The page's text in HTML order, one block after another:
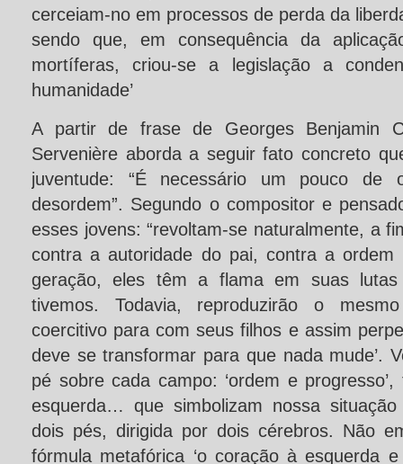
cerceiam-no em processos de perda da
sendo que, em consequência da
mortíferas, criou-se a legislação a
humanidade’
A partir de frase de Georges Benjamin
Servenière aborda a seguir fato concreto
juventude: “É necessário um pouco
desordem”. Segundo o compositor e
esses jovens: “revoltam-se naturalmente, a
contra a autoridade do pai, contra a ordem
geração, eles têm a flama em suas
tivemos. Todavia, reproduzirão o
coercitivo para com seus filhos e assim
deve se transformar para que nada mude’.
pé sobre cada campo: ‘ordem e
esquerda… que simbolizam nossa
dois pés, dirigida por dois cérebros. Não
fórmula metafórica ‘o coração à esquerda